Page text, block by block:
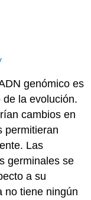
genómico es
la evolución.
cambios en
permitieran
Las
germinales se
a su
no tiene ningún